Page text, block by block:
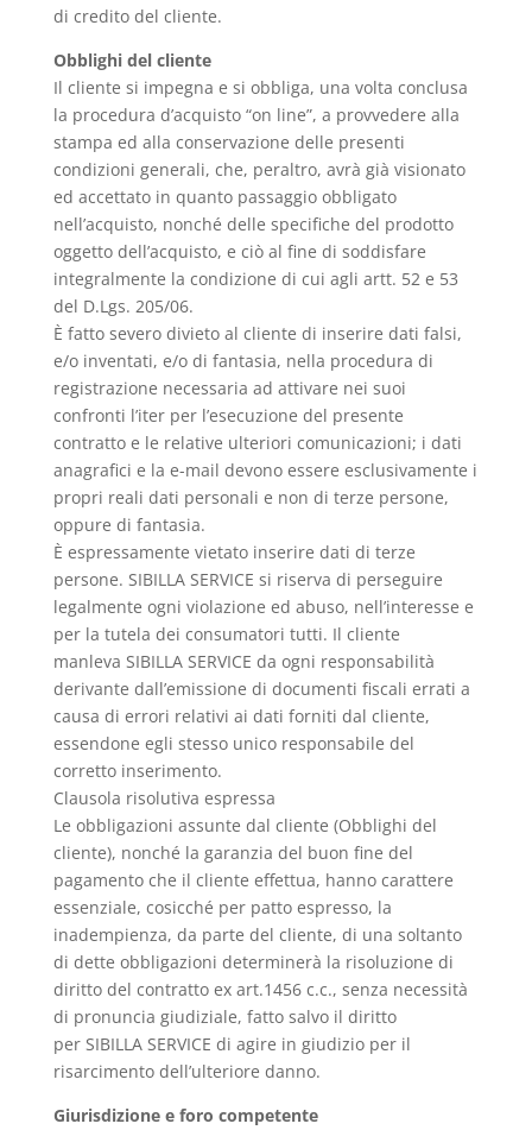
di credito del cliente.
Obblighi del cliente
Il cliente si impegna e si obbliga, una volta conclusa
la procedura d’acquisto “on line”, a provvedere alla
stampa ed alla conservazione delle presenti
condizioni generali, che, peraltro, avrà già visionato
ed accettato in quanto passaggio obbligato
nell’acquisto, nonché delle specifiche del prodotto
oggetto dell’acquisto, e ciò al fine di soddisfare
integralmente la condizione di cui agli artt. 52 e 53
del D.Lgs. 205/06.
È fatto severo divieto al cliente di inserire dati falsi,
e/o inventati, e/o di fantasia, nella procedura di
registrazione necessaria ad attivare nei suoi
confronti l’iter per l’esecuzione del presente
contratto e le relative ulteriori comunicazioni; i dati
anagrafici e la e-mail devono essere esclusivamente i
propri reali dati personali e non di terze persone,
oppure di fantasia.
È espressamente vietato inserire dati di terze
persone. SIBILLA SERVICE si riserva di perseguire
legalmente ogni violazione ed abuso, nell’interesse e
per la tutela dei consumatori tutti. Il cliente
manleva SIBILLA SERVICE da ogni responsabilità
derivante dall’emissione di documenti fiscali errati a
causa di errori relativi ai dati forniti dal cliente,
essendone egli stesso unico responsabile del
corretto inserimento.
Clausola risolutiva espressa
Le obbligazioni assunte dal cliente (Obblighi del
cliente), nonché la garanzia del buon fine del
pagamento che il cliente effettua, hanno carattere
essenziale, cosicché per patto espresso, la
inadempienza, da parte del cliente, di una soltanto
di dette obbligazioni determinerà la risoluzione di
diritto del contratto ex art.1456 c.c., senza necessità
di pronuncia giudiziale, fatto salvo il diritto
per SIBILLA SERVICE di agire in giudizio per il
risarcimento dell’ulteriore danno.
Giurisdizione e foro competente